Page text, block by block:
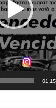
01:15